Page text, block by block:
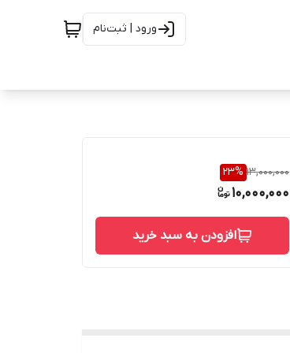
ورود | ثبت‌نام
13,000,000
23%
10,000,000
افزودن به سبد خرید